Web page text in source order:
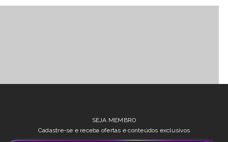
SEJA MEMBRO
Cadastre-se e receba ofertas e conteúdos exclusivos